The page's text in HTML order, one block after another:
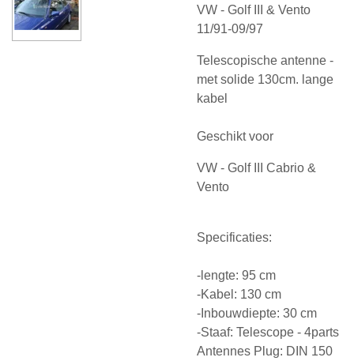
VW - Golf III & Vento
11/91-09/97
Telescopische antenne -
met solide 130cm. lange
kabel
Geschikt voor
VW - Golf III Cabrio &
Vento
Specificaties:
-lengte: 95 cm
-Kabel: 130 cm
-Inbouwdiepte: 30 cm
-Staaf: Telescope - 4parts
Antennes Plug: DIN 150